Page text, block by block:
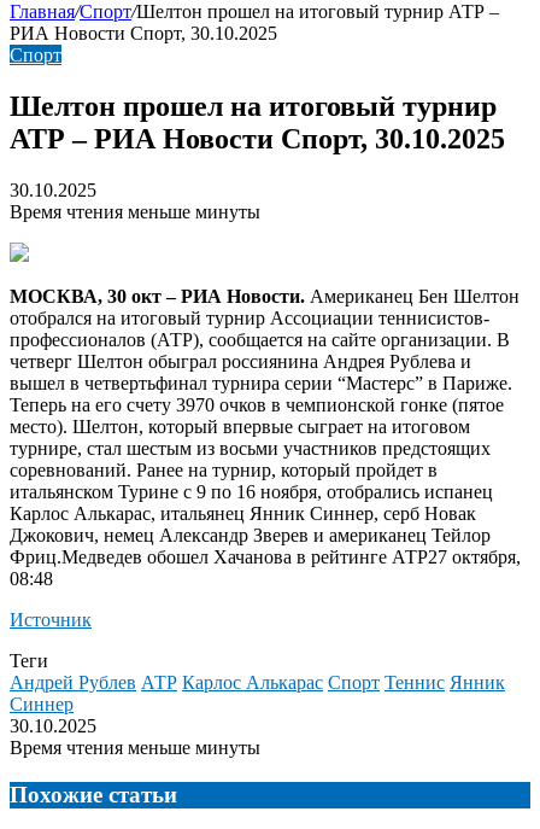
Главная/Спорт/Шелтон прошел на итоговый турнир АТР –
РИА Новости Спорт, 30.10.2025
Спорт
Шелтон прошел на итоговый турнир
АТР – РИА Новости Спорт, 30.10.2025
30.10.2025
Время чтения меньше минуты
МОСКВА, 30 окт – РИА Новости. Американец Бен Шелтон
отобрался на итоговый турнир Ассоциации теннисистов-
профессионалов (АТР), сообщается на сайте организации. В
четверг Шелтон обыграл россиянина Андрея Рублева и
вышел в четвертьфинал турнира серии “Мастерс” в Париже.
Теперь на его счету 3970 очков в чемпионской гонке (пятое
место). Шелтон, который впервые сыграет на итоговом
турнире, стал шестым из восьми участников предстоящих
соревнований. Ранее на турнир, который пройдет в
итальянском Турине с 9 по 16 ноября, отобрались испанец
Карлос Алькарас, итальянец Янник Синнер, серб Новак
Джокович, немец Александр Зверев и американец Тейлор
Фриц.Медведев обошел Хачанова в рейтинге АТР27 октября,
08:48
Источник
Теги
Андрей Рублев АТР Карлос Алькарас Спорт Теннис Янник
Синнер
30.10.2025
Время чтения меньше минуты
Похожие статьи